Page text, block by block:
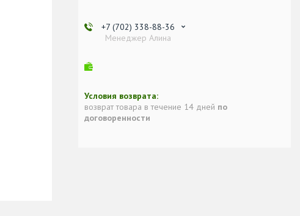
+7 (702) 338-88-36
Менеджер Алина
возврат товара в течение 14 дней по
договоренности